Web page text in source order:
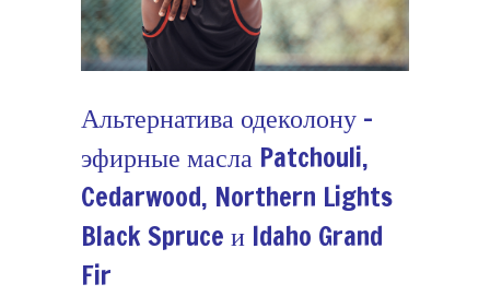
Альтернатива одеколону –
эфирные масла Patchouli,
Cedarwood, Northern Lights
Black Spruce и Idaho Grand
Fir